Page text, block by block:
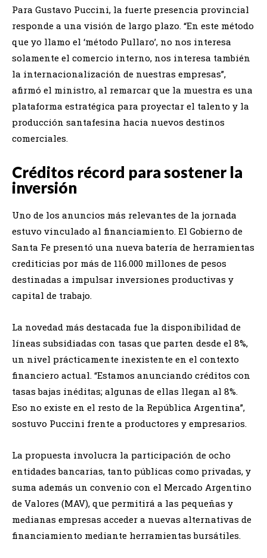
Para Gustavo Puccini, la fuerte presencia provincial
responde a una visión de largo plazo. “En este método
que yo llamo el ‘método Pullaro’, no nos interesa
solamente el comercio interno, nos interesa también
la internacionalización de nuestras empresas”,
afirmó el ministro, al remarcar que la muestra es una
plataforma estratégica para proyectar el talento y la
producción santafesina hacia nuevos destinos
comerciales.
Créditos récord para sostener la
inversión
Uno de los anuncios más relevantes de la jornada
estuvo vinculado al financiamiento. El Gobierno de
Santa Fe presentó una nueva batería de herramientas
crediticias por más de 116.000 millones de pesos
destinadas a impulsar inversiones productivas y
capital de trabajo.
La novedad más destacada fue la disponibilidad de
líneas subsidiadas con tasas que parten desde el 8%,
un nivel prácticamente inexistente en el contexto
financiero actual. “Estamos anunciando créditos con
tasas bajas inéditas; algunas de ellas llegan al 8%.
Eso no existe en el resto de la República Argentina”,
sostuvo Puccini frente a productores y empresarios.
La propuesta involucra la participación de ocho
entidades bancarias, tanto públicas como privadas, y
suma además un convenio con el Mercado Argentino
de Valores (MAV), que permitirá a las pequeñas y
medianas empresas acceder a nuevas alternativas de
financiamiento mediante herramientas bursátiles.